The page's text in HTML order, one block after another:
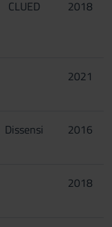
CLUED 2018
2021
Dissensi 2016
2018